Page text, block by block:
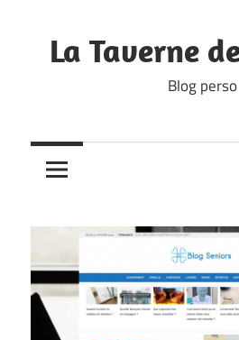
content
La Taverne
Blog perso